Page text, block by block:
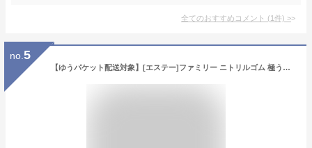
全てのおすすめコメント (1件) >
no. 5
【ゆうパケット配送対象】[エステー]ファミリー ニトリルゴム 極うす手 Mサイズ ホワイト 10枚(手袋 内側粉なし 調理 掃除 ガーデニング 介護 使い捨て 食品衛生法適合)(ポスト投函 追跡ありメール便)